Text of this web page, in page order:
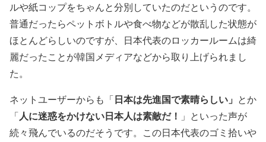
ルや紙コップをちゃんと分別していたのだというのです。
普通だったらペットボトルや食べ物などが散乱した状態が
ほとんどらしいのですが、日本代表のロッカールームは綺
麗だったことが韓国メディアなどから取り上げられまし
た。
ネットユーザーからも「日本は先進国で素晴らしい」 とか
「人に迷惑をかけない日本人は素敵だ！ 」といった声が
続々飛んでいるのだそうです。この日本代表のゴミ拾いや